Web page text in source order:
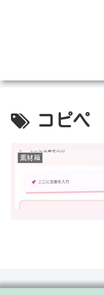
コピペ
素材箱